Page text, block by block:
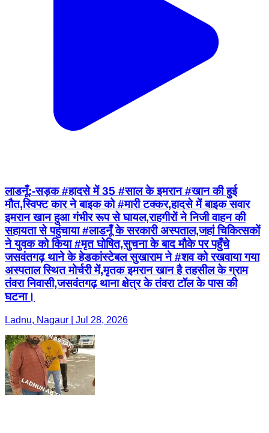
लाडनूँ:-सड़क #हादसे में 35 #साल के इमरान #खान की हुई
मौत,स्विफ्ट कार ने बाइक को #मारी टक्कर,हादसे में बाइक सवार
इमरान खान हुआ गंभीर रूप से घायल,राहगीरों ने निजी वाहन की
सहायता से पहुंचाया #लाडनूँ के सरकारी अस्पताल,जहां चिकित्सकों
ने युवक को किया #मृत घोषित,सुचना के बाद मौके पर पहुँचे
जसवंतगढ़ थाने के हेडकांस्टेबल सुखाराम ने #शव को रखवाया गया
अस्पताल स्थित मोर्चरी में,मृतक इमरान खान है तहसील के ग्राम
तंवरा निवासी,जसवंतगढ़ थाना क्षेत्र के तंवरा टॉल के पास की
घटना।
Ladnu, Nagaur | Jul 28, 2026